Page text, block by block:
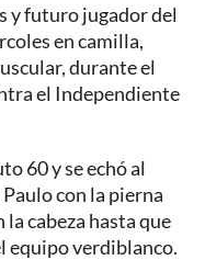
y futuro jugador del
en camilla,
durante el
el Independiente
60 y se echó al
con la pierna
cabeza hasta que
equipo verdiblanco.